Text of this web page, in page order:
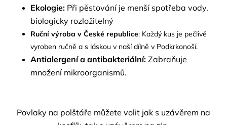
Ekologie: Při pěstování je menší spotřeba vody,
biologicky rozložitelný
Ruční výroba v České republice: Každý kus je pečlivě
vyroben ručně a s láskou v naší dílně v Podkrkonoší.
Antialergení a antibakteriální: Zabraňuje
množení mikroorganismů.
Povlaky na polštáře můžete volit jak s uzávěrem na